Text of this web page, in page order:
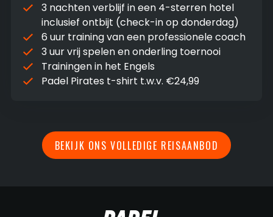
3 nachten verblijf in een 4-sterren hotel
inclusief ontbijt (check-in op donderdag)
6 uur training van een professionele coach
3 uur vrij spelen en onderling toernooi
Trainingen in het Engels
Padel Pirates t-shirt t.w.v. €24,99
BEKIJK ONS VOLLEDIGE REISAANBOD